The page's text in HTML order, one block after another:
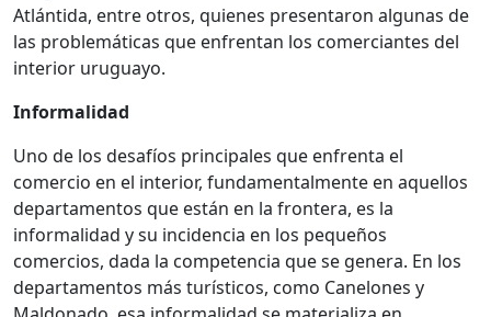
Atlántida, entre otros, quienes presentaron algunas de
las problemáticas que enfrentan los comerciantes del
interior uruguayo.
Informalidad
Uno de los desafíos principales que enfrenta el
comercio en el interior, fundamentalmente en aquellos
departamentos que están en la frontera, es la
informalidad y su incidencia en los pequeños
comercios, dada la competencia que se genera. En los
departamentos más turísticos, como Canelones y